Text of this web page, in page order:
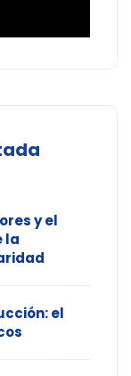
y el
la
el